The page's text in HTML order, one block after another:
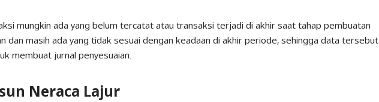
mungkin ada yang belum tercatat atau transaksi terjadi di akhir saat tahap pembuatan
dan masih ada yang tidak sesuai dengan keadaan di akhir periode, sehingga data tersebut
membuat jurnal penyesuaian.
Neraca Lajur